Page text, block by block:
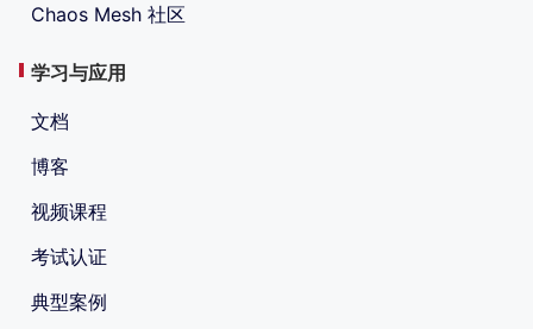
Chaos Mesh 社区
学习与应用
文档
博客
视频课程
考试认证
典型案例